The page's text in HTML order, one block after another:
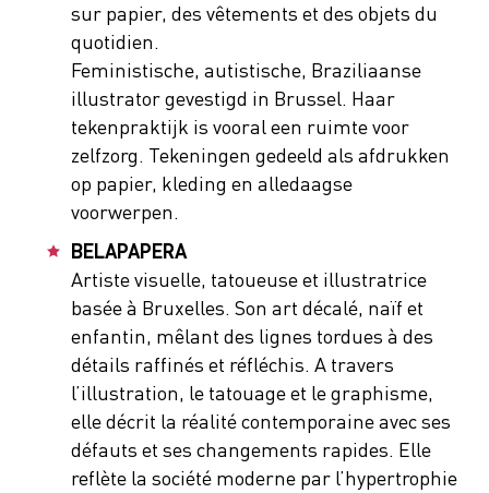
sur papier, des vêtements et des objets du
quotidien.
Feministische, autistische, Braziliaanse
illustrator gevestigd in Brussel. Haar
tekenpraktijk is vooral een ruimte voor
zelfzorg. Tekeningen gedeeld als afdrukken
op papier, kleding en alledaagse
voorwerpen.
BELAPAPERA
Artiste visuelle, tatoueuse et illustratrice
basée à Bruxelles. Son art décalé, naïf et
enfantin, mêlant des lignes tordues à des
détails raffinés et réfléchis. A travers
l’illustration, le tatouage et le graphisme,
elle décrit la réalité contemporaine avec ses
défauts et ses changements rapides. Elle
reflète la société moderne par l’hypertrophie